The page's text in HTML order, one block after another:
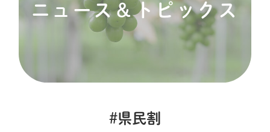
ニュース＆トピックス
#県民割